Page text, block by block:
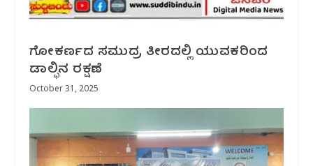
ಗೋಕರ್ಣದ ಸಮುದ್ರ ತೀರದಲ್ಲಿ ಯುವಕರಿಂದ
ಡಾಲ್ಫಿನ ರಕ್ಷಣೆ
October 31, 2025